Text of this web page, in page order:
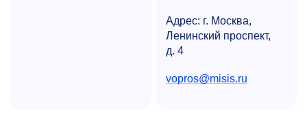
Адрес: г. Москва,
Ленинский проспект,
д. 4
vopros@misis.ru